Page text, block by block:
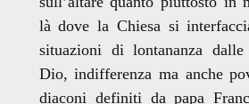
là dove la Chiesa si
situazioni di lontananza
Dio, indifferenza ma anche
diaconi definiti da papa